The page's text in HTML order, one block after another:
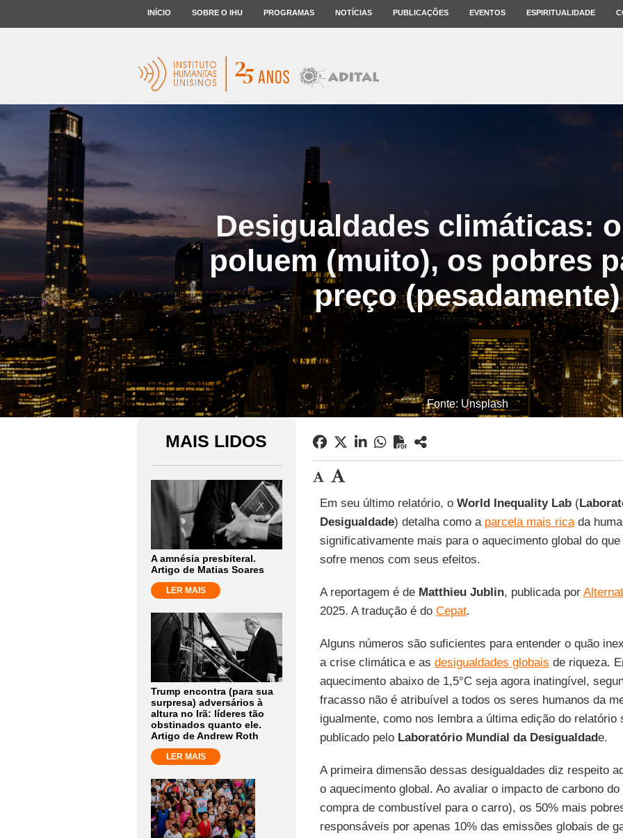
INÍCIO SOBRE O IHU PROGRAMAS NOTÍCIAS PUBLICAÇÕES EVENTOS ESPIRITUALIDADE
Desigualdades climáticas:
poluem (muito), os pobres
preço (pesadamente)
Fonte: Unsplash
MAIS LIDOS
A amnésia presbiteral.
Artigo de Matias Soares
LER MAIS
Trump encontra (para sua
surpresa) adversários à
altura no Irã: líderes tão
obstinados quanto ele.
Artigo de Andrew Roth
LER MAIS
Em seu último relatório, o World Inequality Lab(
Desigualdade) detalha como a parcela mais ricada
significativamente mais para o aquecimento global do
sofre menos com seus efeitos.
A reportagem é de Matthieu Jublin, publicada por
2025. A tradução é do Cepat.
Alguns números são suficientes para entender o quão
a crise climática e as desigualdades globais de riqueza.
aquecimento abaixo de 1,5°C seja agora inatingível,
fracasso não é atribuível a todos os seres humanos da
igualmente, como nos lembra a última edição do relatório
publicado pelo Laboratório Mundial da Desigualdade.
A primeira dimensão dessas desigualdades diz respeito
o aquecimento global. Ao avaliar o impacto de carbono
compra de combustível para o carro), os 50% mais
responsáveis por apenas 10% das emissões globais de